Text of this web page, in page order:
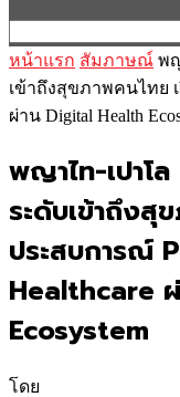
หน้าแรก สัมภาษณ์ พ
เข้าถึงสุขภาพคนไทย เ
ผ่าน Digital Health
พญาไท-เปาโ
ระดับเข้าถึงสุ
ประสบการณ์
Healthcare
Ecosystem
โดย